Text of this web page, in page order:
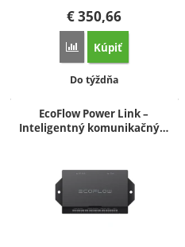
€350,66
Porovnať
Kúpiť
Dostupnosť:
Do týždňa
EcoFlow Power Link –
Inteligentný komunikačný…